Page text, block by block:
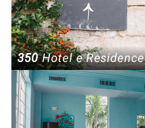
350Hotel e Residence